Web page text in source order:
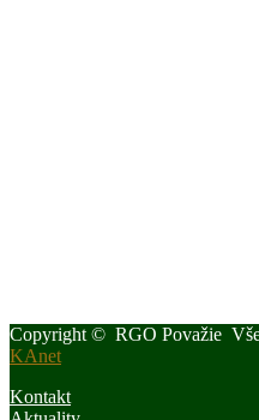
Copyright © RGO Považie
KAnet
Kontakt